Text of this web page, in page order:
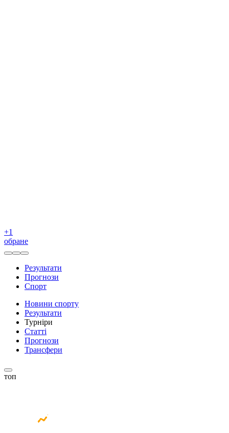
+1
обране
Результати
Прогнози
Спорт
Новини спорту
Результати
Турніри
Статті
Прогнози
Трансфери
топ